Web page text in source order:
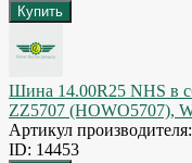
Шина 14.00R25 NHS в
ZZ5707 (HOWO5707),
Артикул
ID: 14453